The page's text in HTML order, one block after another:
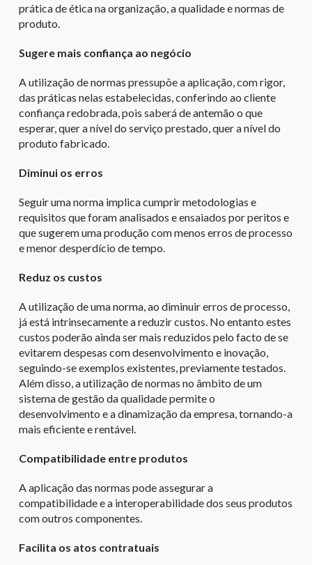
prática de ética na organização, a qualidade e normas de
produto.
Sugere mais confiança ao negócio
A utilização de normas pressupõe a aplicação, com rigor,
das práticas nelas estabelecidas, conferindo ao cliente
confiança redobrada, pois saberá de antemão o que
esperar, quer a nível do serviço prestado, quer a nível do
produto fabricado.
Diminui os erros
Seguir uma norma implica cumprir metodologias e
requisitos que foram analisados e ensaiados por peritos e
que sugerem uma produção com menos erros de processo
e menor desperdício de tempo.
Reduz os custos
A utilização de uma norma, ao diminuir erros de processo,
já está intrinsecamente a reduzir custos. No entanto estes
custos poderão ainda ser mais reduzidos pelo facto de se
evitarem despesas com desenvolvimento e inovação,
seguindo-se exemplos existentes, previamente testados.
Além disso, a utilização de normas no âmbito de um
sistema de gestão da qualidade permite o
desenvolvimento e a dinamização da empresa, tornando-a
mais eficiente e rentável.
Compatibilidade entre produtos
A aplicação das normas pode assegurar a
compatibilidade e a interoperabilidade dos seus produtos
com outros componentes.
Facilita os atos contratuais